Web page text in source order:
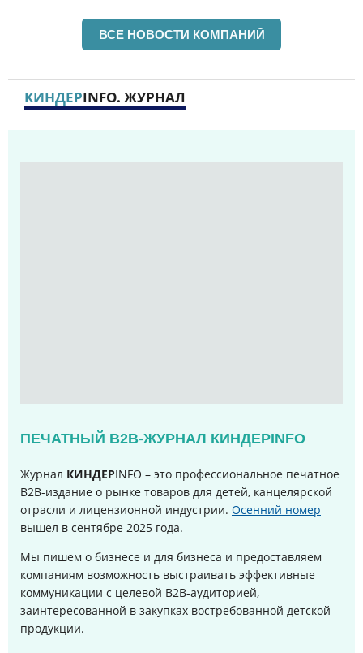
ВСЕ НОВОСТИ КОМПАНИЙ
КИНДЕРINFO. ЖУРНАЛ
ПЕЧАТНЫЙ B2B-ЖУРНАЛ КИНДЕРINFO
Журнал КИНДЕРINFO – это профессиональное печатное
B2B-издание о рынке товаров для детей, канцелярской
отрасли и лицензионной индустрии. Осенний номер
вышел в сентябре 2025 года.
Мы пишем о бизнесе и для бизнеса и предоставляем
компаниям возможность выстраивать эффективные
коммуникации с целевой B2B-аудиторией,
заинтересованной в закупках востребованной детской
продукции.